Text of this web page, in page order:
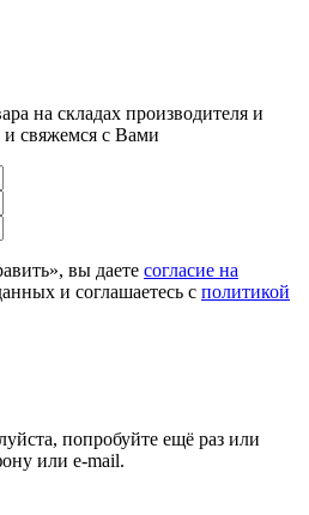
на складах производителя и
и свяжемся с Вами
вы даете согласие на
и соглашаетесь c политикой
попробуйте ещё раз или
или e-mail.